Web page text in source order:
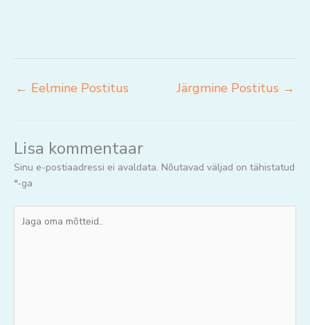
← Eelmine Postitus Järgmine Postitus →
Lisa kommentaar
Sinu e-postiaadressi ei avaldata. Nõutavad väljad on tähistatud
*-ga
oma